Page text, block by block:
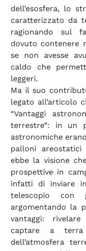
dell’esosfera, lo
caratterizzato da
ragionando sul
dovuto contenere
se non avesse
caldo che
leggeri.
Ma il suo
legato all’articolo
“Vantaggi
terrestre”: in un
astronomiche
palloni
ebbe la visione
prospettive in
infatti di inviare
telescopio con
argomentando la
vantaggi:
captare a terra
dell’atmosfera